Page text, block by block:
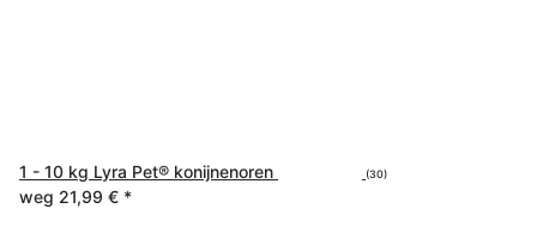
1 - 10 kg Lyra Pet® konijnenoren (30)
weg 21,99 € *